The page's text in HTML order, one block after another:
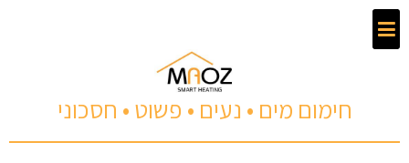
חימום מים • נעים • פשוט • חסכוני